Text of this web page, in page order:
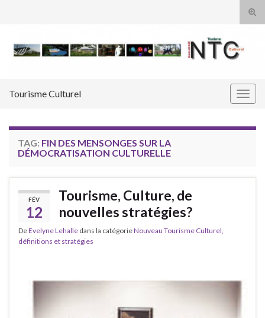
Tourisme Culturel
TAG: FIN DES MENSONGES SUR LA
DÉMOCRATISATION CULTURELLE
FÉV
12
Tourisme, Culture, de
nouvelles stratégies?
DeEvelyne Lehalle dans la catégorieNouveau Tourisme Culturel,
définitions et stratégies